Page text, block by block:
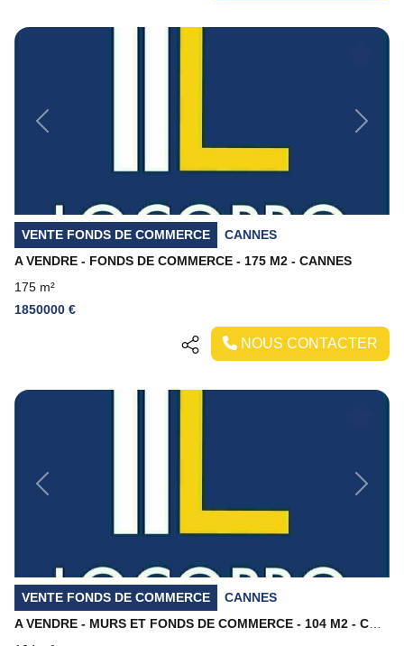
Previous Next
VENTE FONDS DE COMMERCE
CANNES
A VENDRE - FONDS DE COMMERCE - 175 M2 - CANNES
175 m²
1850000 €
NOUS CONTACTER
Previous Next
VENTE FONDS DE COMMERCE
CANNES